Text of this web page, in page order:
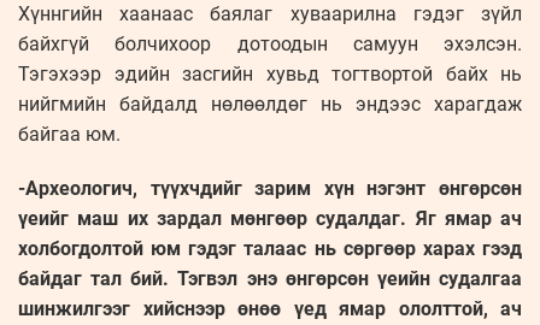
Хүннгийн хаанаас баялаг хуваарилна гэдэг зүйл
байхгүй болчихоор дотоодын самуун эхэлсэн.
Тэгэхээр эдийн засгийн хувьд тогтвортой байх нь
нийгмийн байдалд нөлөөлдөг нь эндээс харагдаж
байгаа юм.
-Археологич, түүхчдийг зарим хүн нэгэнт өнгөрсөн
үеийг маш их зардал мөнгөөр судалдаг. Яг ямар ач
холбогдолтой юм гэдэг талаас нь сөргөөр харах гээд
байдаг тал бий. Тэгвэл энэ өнгөрсөн үеийн судалгаа
шинжилгээг хийснээр өнөө үед ямар ололттой, ач